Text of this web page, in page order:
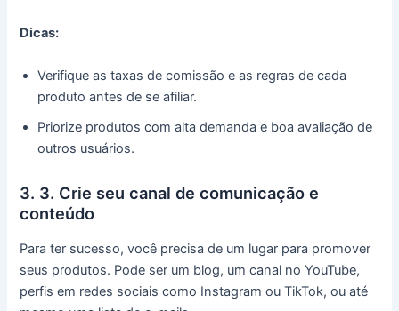
Dicas:
Verifique as taxas de comissão e as regras de cada
produto antes de se afiliar.
Priorize produtos com alta demanda e boa avaliação de
outros usuários.
3. 3. Crie seu canal de comunicação e
conteúdo
Para ter sucesso, você precisa de um lugar para promover
seus produtos. Pode ser um blog, um canal no YouTube,
perfis em redes sociais como Instagram ou TikTok, ou até